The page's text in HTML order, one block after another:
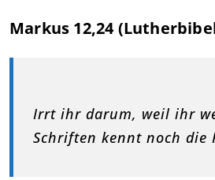
Markus 12,24
Irrt ihr darum, weil ihr
Schriften kennt noch die